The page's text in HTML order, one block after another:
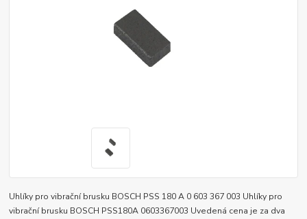
Uhlíky pro vibrační brusku BOSCH PSS 180 A 0 603 367 003 Uhlíky pro
vibrační brusku BOSCH PSS180A 0603367003 Uvedená cena je za dva